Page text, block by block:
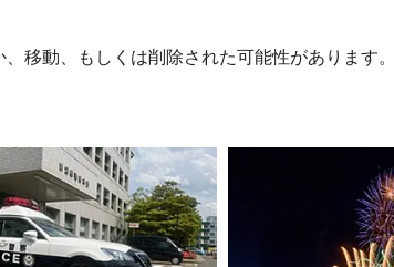
移動、もしくは削除された可能性があります。